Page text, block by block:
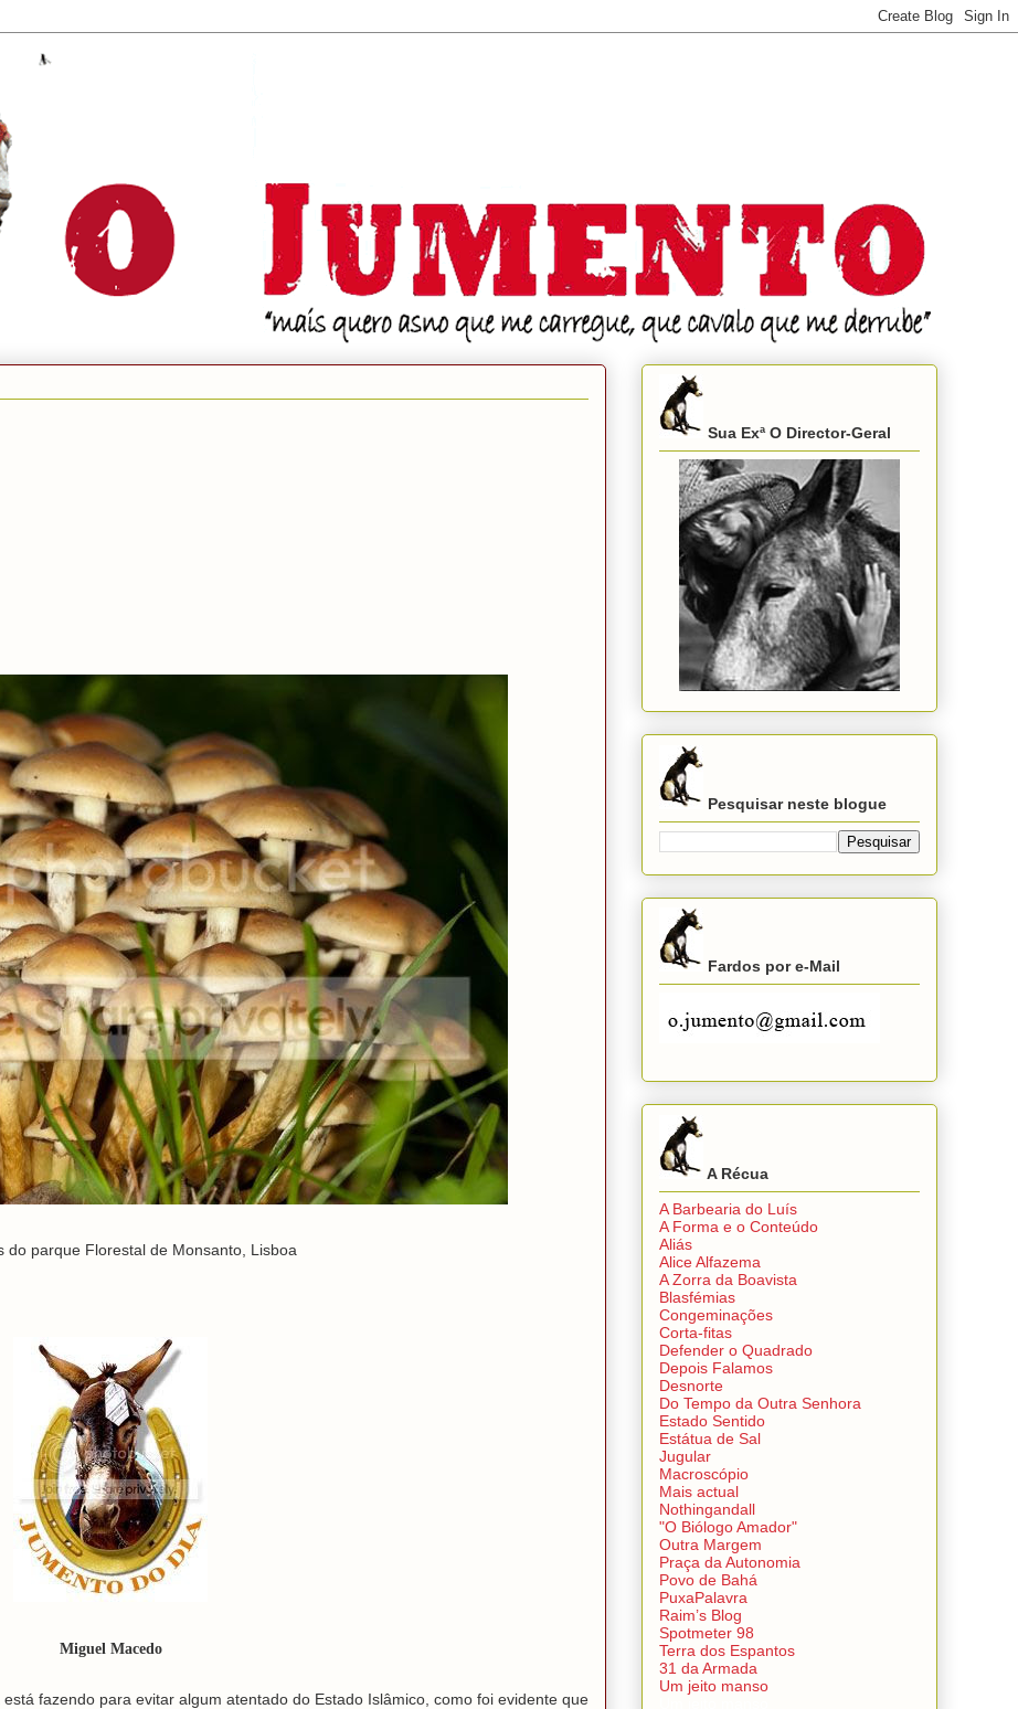
do parque Florestal de Monsanto, Lisboa
Miguel Macedo
fazendo para evitar algum atentado do Estado Islâmico, como foi evidente que
Sua Exª O Director-Geral
Pesquisar neste blogue
Fardos por e-Mail
A Récua
A Barbearia do Luís
A Forma e o Conteúdo
Aliás
Alice Alfazema
A Zorra da Boavista
Blasfémias
Congeminações
Corta-fitas
Defender o Quadrado
Depois Falamos
Desnorte
Do Tempo da Outra Senhora
Estado Sentido
Estátua de Sal
Jugular
Macroscópio
Mais actual
Nothingandall
"O Biólogo Amador"
Outra Margem
Praça da Autonomia
Povo de Bahá
PuxaPalavra
Raim’s Blog
Spotmeter 98
Terra dos Espantos
31 da Armada
Um jeito manso